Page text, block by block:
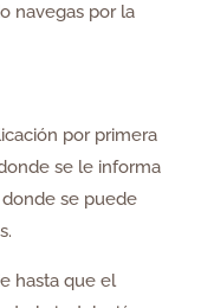
navegas por la
por primera
se le informa
se puede
hasta que el